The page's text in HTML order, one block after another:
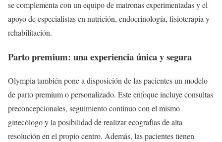
se complementa con un equipo de matronas experimentadas y el
apoyo de especialistas en nutrición, endocrinología, fisioterapia y
rehabilitación.
Parto premium: una experiencia única y segura
Olympia también pone a disposición de las pacientes un modelo
de parto premium o personalizado. Este enfoque incluye consultas
preconcepcionales, seguimiento continuo con el mismo
ginecólogo y la posibilidad de realizar ecografías de alta
resolución en el propio centro. Además, las pacientes tienen